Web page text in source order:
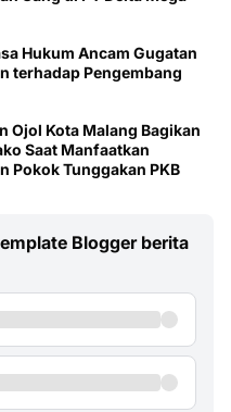
Hukum Ancam Gugatan
terhadap Pengembang
Ojol Kota Malang Bagikan
Saat Manfaatkan
Pokok Tunggakan PKB
Blogger berita